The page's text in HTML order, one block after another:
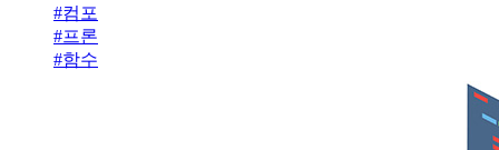
#컴포넌트
#프론트엔드
#함수형 컴포넌트